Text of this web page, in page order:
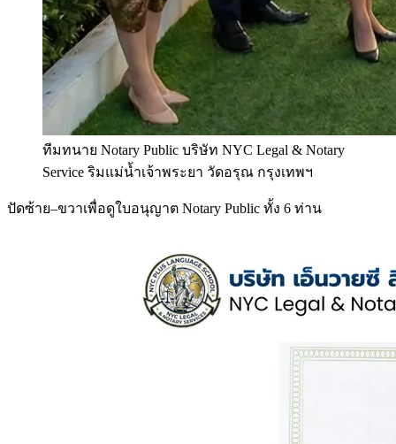
ทีมทนาย Notary Public บริษัท NYC Legal & Notary
Service ริมแม่น้ำเจ้าพระยา วัดอรุณ กรุงเทพฯ
ปัดซ้าย–ขวาเพื่อดูใบอนุญาต Notary Public ทั้ง 6 ท่าน